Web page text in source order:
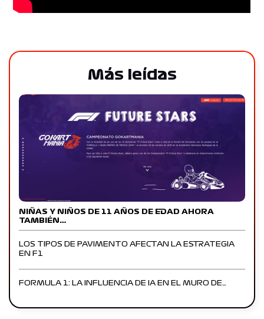
Más leídas
NIÑAS Y NIÑOS DE 11 AÑOS DE EDAD AHORA
TAMBIÉN…
LOS TIPOS DE PAVIMENTO AFECTAN LA ESTRATEGIA
EN F1
FORMULA 1: LA INFLUENCIA DE IA EN EL MURO DE…